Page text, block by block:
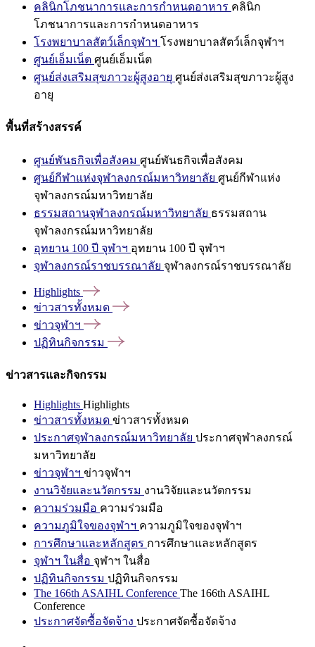
คลินิกโภชนาการและการกำหนดอาหาร คลินิก
โภชนาการและการกำหนดอาหาร
โรงพยาบาลสัตว์เล็กจุฬาฯ โรงพยาบาลสัตว์เล็กจุฬาฯ
ศูนย์เอ็มเน็ต ศูนย์เอ็มเน็ต
ศูนย์ส่งเสริมสุขภาวะผู้สูงอายุ ศูนย์ส่งเสริมสุขภาวะผู้สูง
อายุ
พื้นที่สร้างสรรค์
ศูนย์พันธกิจเพื่อสังคม ศูนย์พันธกิจเพื่อสังคม
ศูนย์กีฬาแห่งจุฬาลงกรณ์มหาวิทยาลัย ศูนย์กีฬาแห่ง
จุฬาลงกรณ์มหาวิทยาลัย
ธรรมสถานจุฬาลงกรณ์มหาวิทยาลัย ธรรมสถาน
จุฬาลงกรณ์มหาวิทยาลัย
อุทยาน 100 ปี จุฬาฯ อุทยาน 100 ปี จุฬาฯ
จุฬาลงกรณ์ราชบรรณาลัย จุฬาลงกรณ์ราชบรรณาลัย
Highlights
ข่าวสารทั้งหมด
ข่าวจุฬาฯ
ปฏิทินกิจกรรม
ข่าวสารและกิจกรรม
Highlights Highlights
ข่าวสารทั้งหมด ข่าวสารทั้งหมด
ประกาศจุฬาลงกรณ์มหาวิทยาลัย ประกาศจุฬาลงกรณ์
มหาวิทยาลัย
ข่าวจุฬาฯ ข่าวจุฬาฯ
งานวิจัยและนวัตกรรม งานวิจัยและนวัตกรรม
ความร่วมมือ ความร่วมมือ
ความภูมิใจของจุฬาฯ ความภูมิใจของจุฬาฯ
การศึกษาและหลักสูตร การศึกษาและหลักสูตร
จุฬาฯ ในสื่อ จุฬาฯ ในสื่อ
ปฏิทินกิจกรรม ปฏิทินกิจกรรม
The 166th ASAIHL Conference The 166th ASAIHL
Conference
ประกาศจัดซื้อจัดจ้าง ประกาศจัดซื้อจัดจ้าง